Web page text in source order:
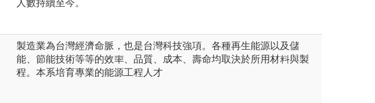
人數持續至今。
製造業為台灣經濟命脈，也是台灣科技強項。各種再生能源以及儲
能、節能技術等等的效率、品質、成本、壽命均取決於所用材料與製
程。本系培育專業的能源工程人才